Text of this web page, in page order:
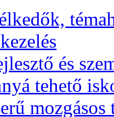
és
tehető
mozgásos